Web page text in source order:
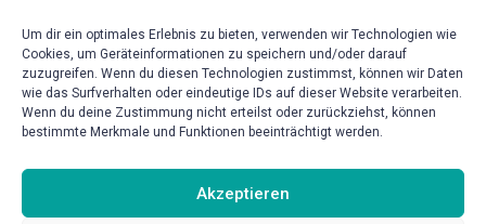
Um dir ein optimales Erlebnis zu bieten, verwenden wir Technologien wie
Cookies, um Geräteinformationen zu speichern und/oder darauf
zuzugreifen. Wenn du diesen Technologien zustimmst, können wir Daten
wie das Surfverhalten oder eindeutige IDs auf dieser Website verarbeiten.
Wenn du deine Zustimmung nicht erteilst oder zurückziehst, können
bestimmte Merkmale und Funktionen beeinträchtigt werden.
Akzeptieren
{!{wpv-post-date format=’d.m.Y‘}!}